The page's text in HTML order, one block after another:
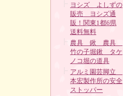
ヨシズ よしずの
販売 ヨシズ通
販！関東1都6県
送料無料
農具 鍬 農具
竹の子堀鍬 タケ
ノコ堀の道具
アルミ園芸脚立
本宏製作所の安全
ストッパー